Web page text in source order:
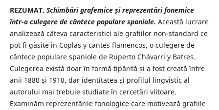
REZUMAT. Schimbări grafemice și reprezentări fonemice
într-o culegere de cântece populare spaniole. Această lucrare
analizează câteva caracteristici ale grafiilor non-standard ce
pot fi găsite în Coplas y cantes flamencos, o culegere de
cântece populare spaniole de Ruperto Chávarri y Batres.
Culegerea există doar în formă tipărită și a fost creată între
anii 1880 și 1910, dar identitatea și profilul lingvistic al
autorului mai trebuie studiate în cercetări viitoare.
Examinăm reprezentările fonologice care motivează grafiile